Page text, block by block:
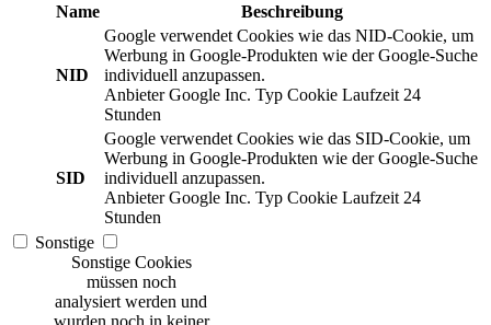
Name
Beschreibung
NID
Google verwendet Cookies wie das NID-Cookie, um
Werbung in Google-Produkten wie der Google-Suche
individuell anzupassen.
Anbieter Google Inc. Typ Cookie Laufzeit 24
Stunden
SID
Google verwendet Cookies wie das SID-Cookie, um
Werbung in Google-Produkten wie der Google-Suche
individuell anzupassen.
Anbieter Google Inc. Typ Cookie Laufzeit 24
Stunden
Sonstige
Sonstige Cookies
müssen noch
analysiert werden und
wurden noch in keiner